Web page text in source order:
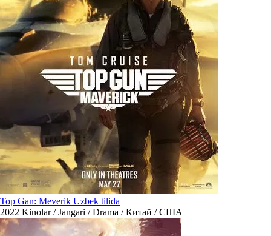
Top Gan: Meverik Uzbek tilida
2022 Kinolar / Jangari / Drama / Китай / США